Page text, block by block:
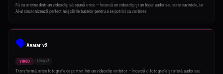
Fă ca oricine dintr-un videoclip să spună orice — încarcă un videoclip și un fișier audio sau scrie cuvintele, iar
AI-ul sincronizează perfect mișcările buzelor pentru a se potrivi cu vorbirea
🗣️Avatar v2
VIDEO kling-v2
Transformă orice fotografie de portret într-un videoclip vorbitor — încarcă o fotografie și oferă audio sau